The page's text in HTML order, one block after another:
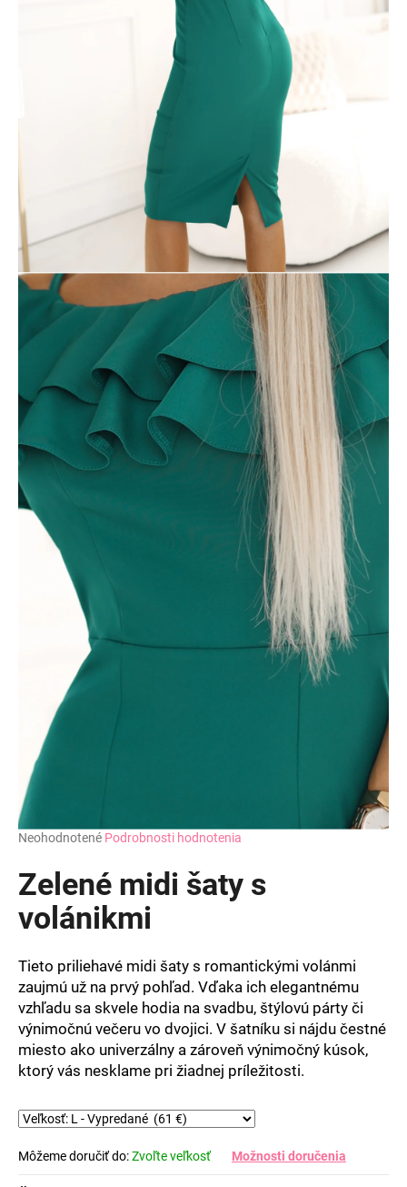
Priemerné
produktu
je
z
hviezdičiek.
Neohodnotené Podrobnosti hodnotenia
Zelené midi šaty s
volánikmi
Tieto priliehavé midi šaty s romantickými volánmi
zaujmú už na prvý pohľad. Vďaka ich elegantnému
vzhľadu sa skvele hodia na svadbu, štýlovú párty či
výnimočnú večeru vo dvojici. V šatníku si nájdu čestné
miesto ako univerzálny a zároveň výnimočný kúsok,
ktorý vás nesklame pri žiadnej príležitosti.
Môžeme doručiť do:Zvoľte veľkosť Možnosti doručenia